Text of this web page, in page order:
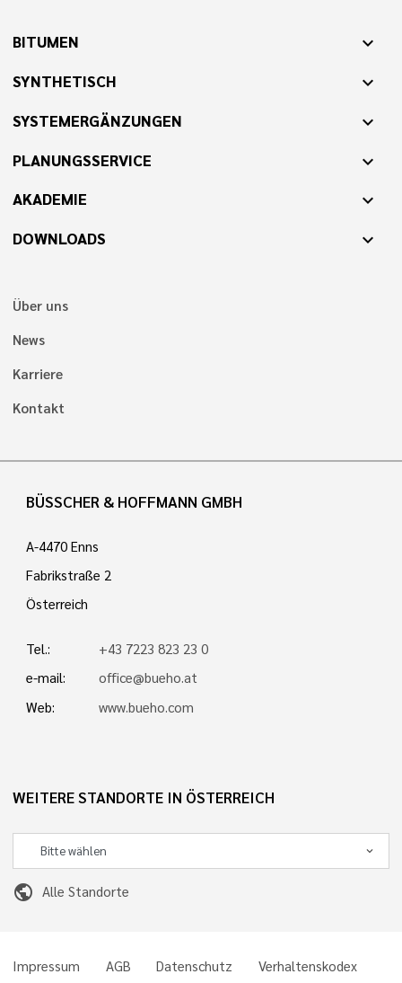
BITUMEN expand_more
SYNTHETISCH expand_more
SYSTEMERGÄNZUNGEN expand_more
PLANUNGSSERVICE expand_more
AKADEMIE expand_more
DOWNLOADS expand_more
Über uns
News
Karriere
Kontakt
BÜSSCHER & HOFFMANN GMBH
A-4470 Enns
Fabrikstraße 2
Österreich
Tel.:
+43 7223 823 23 0
e-mail:
office@bueho.at
Web:
www.bueho.com
WEITERE STANDORTE IN ÖSTERREICH
public Alle Standorte
Impressum AGB Datenschutz Verhaltenskodex